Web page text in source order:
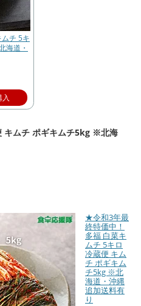
チ 5キ
海道・
キムチ ポギキムチ5kg ※北海
★令和3年最
終特価中！
多福 白菜キ
ムチ 5キロ
冷蔵便 キム
チ ポギキム
チ5kg ※北
海道・沖縄
追加送料有
り